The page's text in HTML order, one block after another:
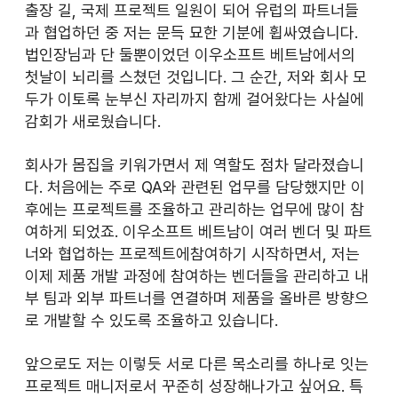
출장 길, 국제 프로젝트 일원이 되어 유럽의 파트너들
과 협업하던 중 저는 문득 묘한 기분에 휩싸였습니다.
법인장님과 단 둘뿐이었던 이우소프트 베트남에서의
첫날이 뇌리를 스쳤던 것입니다. 그 순간, 저와 회사 모
두가 이토록 눈부신 자리까지 함께 걸어왔다는 사실에
감회가 새로웠습니다.
회사가 몸집을 키워가면서 제 역할도 점차 달라졌습니
다. 처음에는 주로 QA와 관련된 업무를 담당했지만 이
후에는 프로젝트를 조율하고 관리하는 업무에 많이 참
여하게 되었죠. 이우소프트 베트남이 여러 벤더 및 파트
너와 협업하는 프로젝트에참여하기 시작하면서, 저는
이제 제품 개발 과정에 참여하는 벤더들을 관리하고 내
부 팀과 외부 파트너를 연결하며 제품을 올바른 방향으
로 개발할 수 있도록 조율하고 있습니다.
앞으로도 저는 이렇듯 서로 다른 목소리를 하나로 잇는
프로젝트 매니저로서 꾸준히 성장해나가고 싶어요. 특